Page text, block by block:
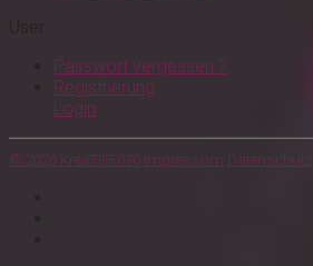
Passwort vergessen ?
Registrierung
Login
© 2026 KreaTIEF030 Impressum Datenschutz